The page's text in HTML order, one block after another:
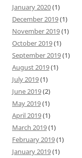
January 2020(1)
December 2019(1)
November 2019(1)
October 2019(1)
September 2019(1)
August 2019(1)
July 2019(1)
June 2019(2)
May 2019(1)
April 2019(1)
March 2019(1)
February 2019(1)
January 2019(1)